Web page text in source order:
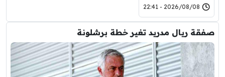
2026/08/08 - 22:41
صفقة ريال مدريد تغير خطة برشلونة